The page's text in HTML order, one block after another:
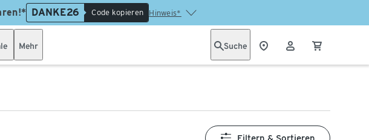
DANKE26 Code kopieren Hinweis*
Mehr Suche